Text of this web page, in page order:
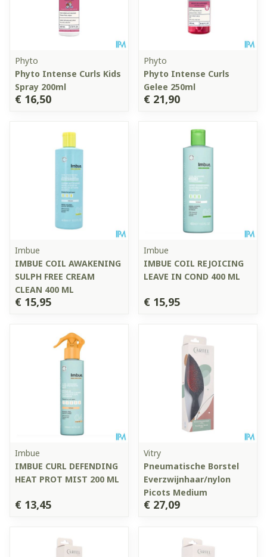
Phyto
Phyto Intense Curls Kids
Spray 200ml
€ 16,50
Phyto
Phyto Intense Curls
Gelee 250ml
€ 21,90
Imbue
IMBUE COIL AWAKENING
SULPH FREE CREAM
CLEAN 400 ML
€ 15,95
Imbue
IMBUE COIL REJOICING
LEAVE IN COND 400 ML
€ 15,95
Imbue
IMBUE CURL DEFENDING
HEAT PROT MIST 200 ML
€ 13,45
Vitry
Pneumatische Borstel
Everzwijnhaar/nylon
Picots Medium
€ 27,09